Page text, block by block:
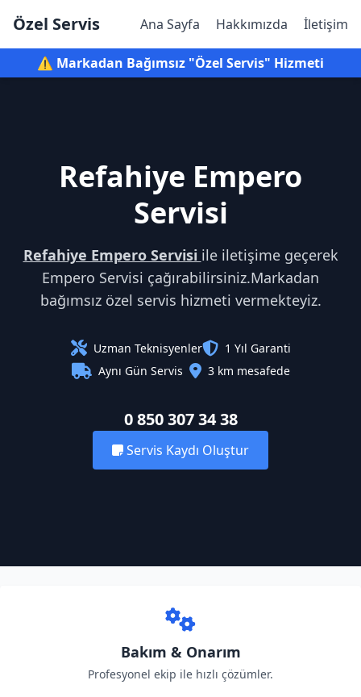
Özel Servis Ana Sayfa Hakkımızda İletişim
⚠️ Markadan Bağımsız "Özel Servis" Hizmeti
Refahiye Empero
Servisi
Refahiye Empero Servisi ile iletişime geçerek
Empero Servisi çağırabilirsiniz.Markadan
bağımsız özel servis hizmeti vermekteyiz.
Uzman Teknisyenler
1 Yıl Garanti
Aynı Gün Servis
3 km mesafede
0 850 307 34 38
Servis Kaydı Oluştur
Bakım & Onarım
Profesyonel ekip ile hızlı çözümler.